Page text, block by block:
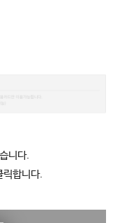
니다.
릭합니다.